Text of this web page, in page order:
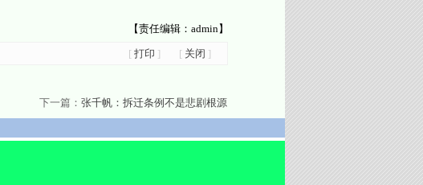
【责任编辑：admin】
[ 打印 ] [ 关闭 ]
下一篇： 张千帆：拆迁条例不是悲剧根源